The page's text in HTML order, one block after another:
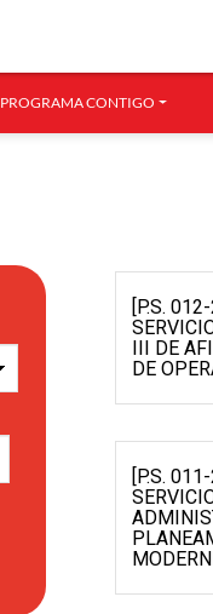
PROGRAMA CONTIGO
[P.S.
III DE
DE
[P.S.